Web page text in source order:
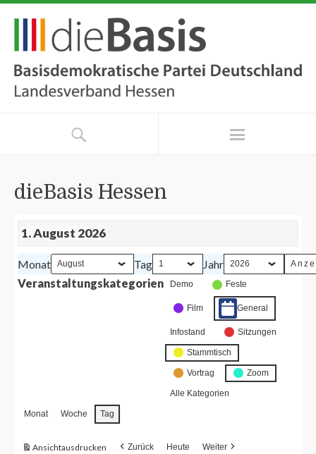
dieBasis Hessen
1. August 2026
Monat Tag
Jahr
Veranstaltungskategorien
Demo Feste
Film General
Infostand Sitzungen
Stammtisch
Vortrag Zoom
Alle Kategorien
Monat Woche Tag
Ansichtausdrucken Zurück Heute Weiter